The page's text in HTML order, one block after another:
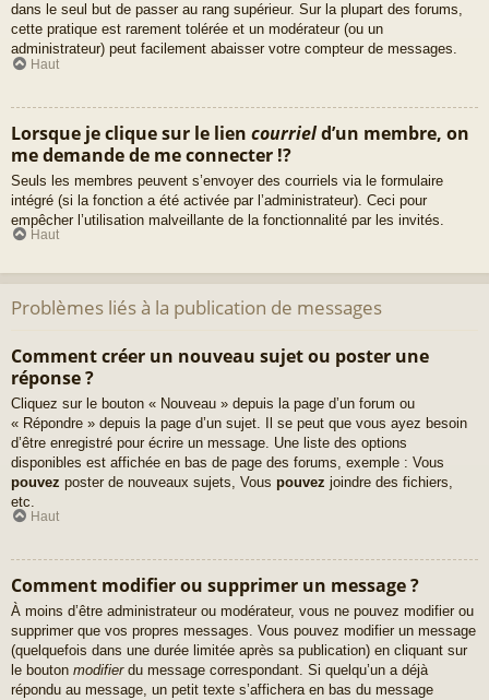
dans le seul but de passer au rang supérieur. Sur la plupart des forums,
cette pratique est rarement tolérée et un modérateur (ou un
administrateur) peut facilement abaisser votre compteur de messages.
Haut
Lorsque je clique sur le lien courrield’un membre, on
me demande de me connecter !?
Seuls les membres peuvent s’envoyer des courriels via le formulaire
intégré (si la fonction a été activée par l’administrateur). Ceci pour
empêcher l’utilisation malveillante de la fonctionnalité par les invités.
Haut
Problèmes liés à la publication de messages
Comment créer un nouveau sujet ou poster une
réponse ?
Cliquez sur le bouton « Nouveau » depuis la page d’un forum ou
« Répondre » depuis la page d’un sujet. Il se peut que vous ayez besoin
d’être enregistré pour écrire un message. Une liste des options
disponibles est affichée en bas de page des forums, exemple : Vous
pouvez poster de nouveaux sujets, Vous pouvez joindre des fichiers,
etc.
Haut
Comment modifier ou supprimer un message ?
À moins d’être administrateur ou modérateur, vous ne pouvez modifier ou
supprimer que vos propres messages. Vous pouvez modifier un message
(quelquefois dans une durée limitée après sa publication) en cliquant sur
le bouton modifierdu message correspondant. Si quelqu’un a déjà
répondu au message, un petit texte s’affichera en bas du message